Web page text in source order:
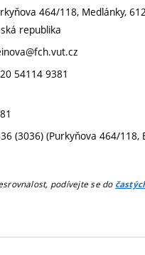
464/118, Medlánky,
republika
54114 9381
(3036) (Purkyňova 464/118,
podívejte se do